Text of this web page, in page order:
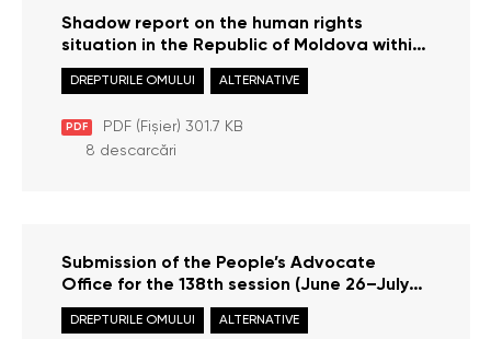
Shadow report on the human rights
situation in the Republic of Moldova within
the framework of the 3rd cycle of the UN
Universal Periodic Review (2021)
PDF PDF (Fișier) 301.7 KB
DREPTURILE OMULUI ALTERNATIVE
8 descarcări
Submission of the People’s Advocate
Office for the 138th session (June 26–July
28, 2023) of the UN Human Rights
Committee on the suggested list of issues
DREPTURILE OMULUI ALTERNATIVE